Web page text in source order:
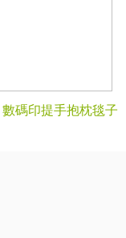
數碼印提手抱枕毯子